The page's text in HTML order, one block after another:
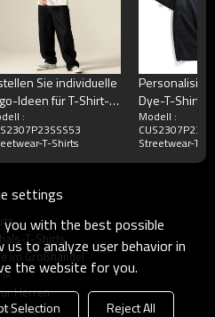
Sie individuelle
Ideen für T-Shirt-
| 190GSM
Streetwear
T-Shirts
:
T-Shirts
Dye-T-Shirts
T-Shirt mit
240 g/m²
Modell :
Streetwear-T-
T-Shirts
im Großhandel
Herren
settings
with the best possible
us to analyze user behavior in
the website for you.
Selection Reject All